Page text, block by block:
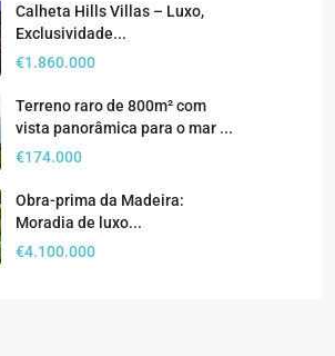
Calheta Hills Villas – Luxo,
Exclusividade...
€1.860.000
Terreno raro de 800m² com
vista panorâmica para o mar ...
€174.000
Obra-prima da Madeira:
Moradia de luxo...
€4.100.000